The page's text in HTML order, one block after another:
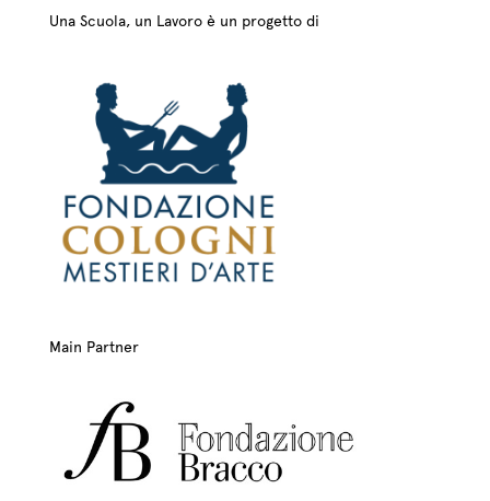
Una Scuola, un Lavoro è un progetto di
Main Partner